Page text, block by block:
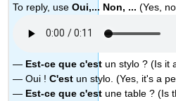
To reply, useOui,... Non, ... (Yes,
— Est-ce que c'est un stylo ? (Is it
— Oui !C'estun stylo. (Yes, it's a
— Est-ce que c'est une table ? (Is